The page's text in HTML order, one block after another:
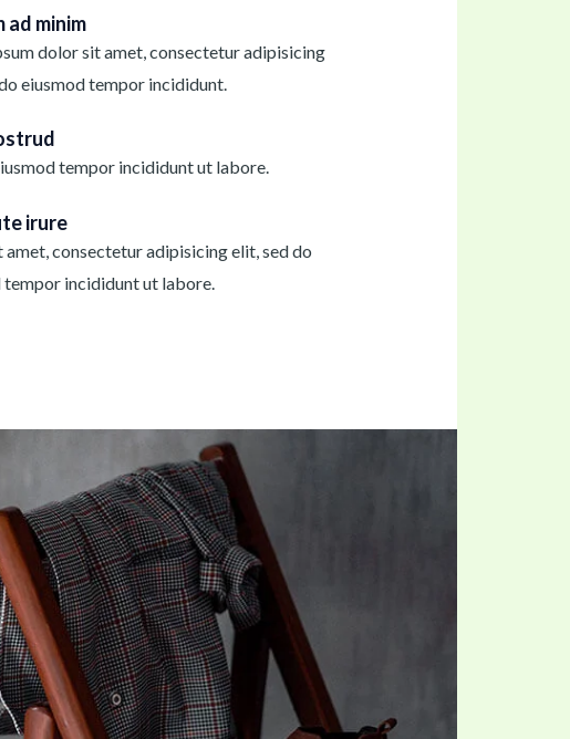
ad minim
dolor sit amet, consectetur adipisicing
eiusmod tempor incididunt.
tempor incididunt ut labore.
irure
amet, consectetur adipisicing elit, sed do
tempor incididunt ut labore.